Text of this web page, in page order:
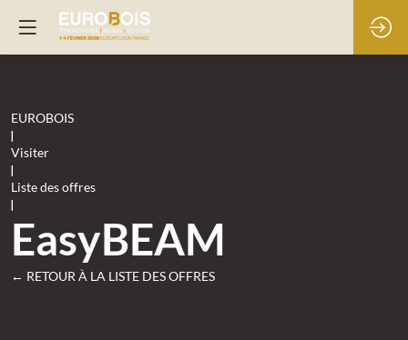
EUROBOIS
|
Visiter
|
Liste des offres
|
EasyBEAM
← RETOUR À LA LISTE DES OFFRES